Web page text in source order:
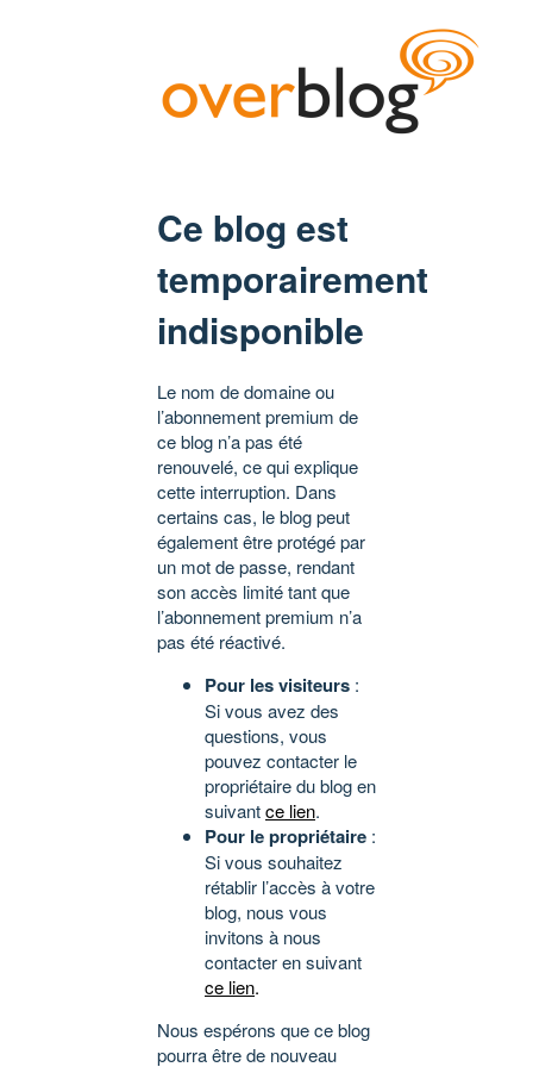
Ce blog est
temporairement
indisponible
Le nom de domaine ou
l’abonnement premium de
ce blog n’a pas été
renouvelé, ce qui explique
cette interruption. Dans
certains cas, le blog peut
également être protégé par
un mot de passe, rendant
son accès limité tant que
l’abonnement premium n’a
pas été réactivé.
Pour les visiteurs :
Si vous avez des
questions, vous
pouvez contacter le
propriétaire du blog en
suivantce lien.
Pour le propriétaire :
Si vous souhaitez
rétablir l’accès à votre
blog, nous vous
invitons à nous
contacter en suivant
ce lien.
Nous espérons que ce blog
pourra être de nouveau